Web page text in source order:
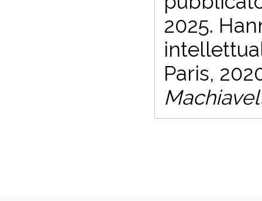
2025.
Paris,